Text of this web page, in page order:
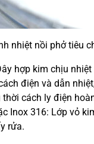
nhiệt nồi phở tiêu
hợp kim chịu
điện và dẫn
cách ly điện
Inox 316: Lớp vỏ
rửa.